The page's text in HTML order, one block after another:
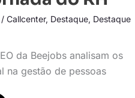
/ Callcenter, Destaque, Destaque
da Beejobs analisam os
na gestão de pessoas